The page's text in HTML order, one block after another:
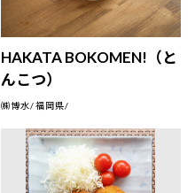
HAKATA BOKOMEN!（と
んこつ）
㈱博水/福岡県/